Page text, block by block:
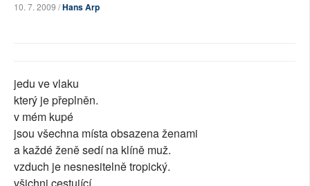
PŘÍSPĚVKY NA PROVOZ
10. 7. 2009 /Hans Arp
jedu ve vlaku
který je přeplněn.
v mém kupé
jsou všechna místa obsazena ženami
a každé ženě sedí na klíně muž.
vzduch je nesnesitelně tropický.